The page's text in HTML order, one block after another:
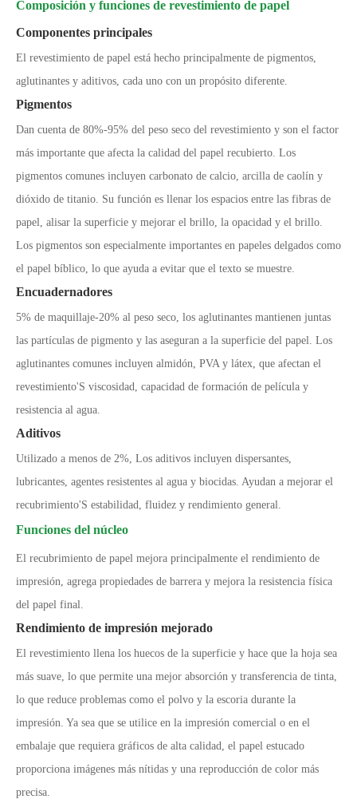
Composición y funciones de revestimiento de papel
Componentes principales
El revestimiento de papel está hecho principalmente de pigmentos,
aglutinantes y aditivos, cada uno con un propósito diferente.
Pigmentos
Dan cuenta de 80%-95% del peso seco del revestimiento y son el factor
más importante que afecta la calidad del papel recubierto. Los
pigmentos comunes incluyen carbonato de calcio, arcilla de caolín y
dióxido de titanio. Su función es llenar los espacios entre las fibras de
papel, alisar la superficie y mejorar el brillo, la opacidad y el brillo.
Los pigmentos son especialmente importantes en papeles delgados como
el papel bíblico, lo que ayuda a evitar que el texto se muestre.
Encuadernadores
5% de maquillaje-20% al peso seco, los aglutinantes mantienen juntas
las partículas de pigmento y las aseguran a la superficie del papel. Los
aglutinantes comunes incluyen almidón, PVA y látex, que afectan el
revestimiento'S viscosidad, capacidad de formación de película y
resistencia al agua.
Aditivos
Utilizado a menos de 2%, Los aditivos incluyen dispersantes,
lubricantes, agentes resistentes al agua y biocidas. Ayudan a mejorar el
recubrimiento'S estabilidad, fluidez y rendimiento general.
Funciones del núcleo
El recubrimiento de papel mejora principalmente el rendimiento de
impresión, agrega propiedades de barrera y mejora la resistencia física
del papel final.
Rendimiento de impresión mejorado
El revestimiento llena los huecos de la superficie y hace que la hoja sea
más suave, lo que permite una mejor absorción y transferencia de tinta,
lo que reduce problemas como el polvo y la escoria durante la
impresión. Ya sea que se utilice en la impresión comercial o en el
embalaje que requiera gráficos de alta calidad, el papel estucado
proporciona imágenes más nítidas y una reproducción de color más
precisa.